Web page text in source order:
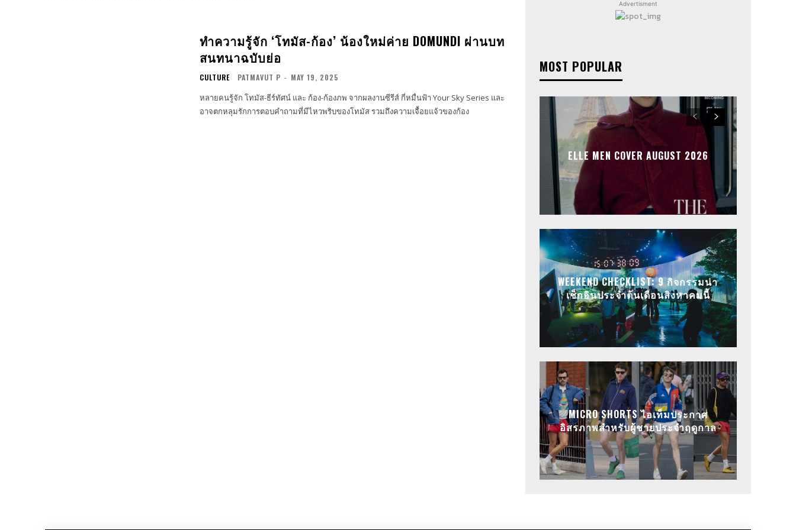
ทำความรู้จัก ‘โทมัส-ก้อง’ น้องใหม่ค่าย DOMUNDI ผ่านบท
สนทนาฉบับย่อ
CULTURE PATMAVUT P - MAY 19, 2025
หลายคนรู้จัก โทมัส-ธีร์ทัศน์ และ ก้อง-ก้องภพ จากผลงานซีรีส์ กี่หมื่นฟ้า Your Sky Series และ
อาจตกหลุมรักการตอบคำถามที่มีไหวพริบของโทมัส รวมถึงความเจื้อยแจ้วของก้อง
Advertisment
MOST POPULAR
ELLE MEN COVER AUGUST 2026
WEEKEND CHECKLIST: 9 กิจกรรมน่า
เช็กอินประจำต้นเดือนสิงหาคมนี้
MICRO SHORTS ไอเท็มประกาศ
อิสรภาพสำหรับผู้ชายประจำฤดูกาล